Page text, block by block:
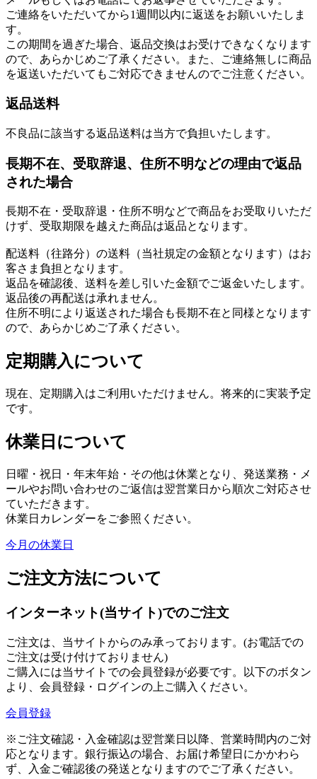
ご連絡をいただいてから1週間以内に返送をお願いいたしま
す。
この期間を過ぎた場合、返品交換はお受けできなくなります
ので、あらかじめご了承ください。また、ご連絡無しに商品
を返送いただいてもご対応できませんのでご注意ください。
返品送料
不良品に該当する返品送料は当方で負担いたします。
長期不在、受取辞退、住所不明などの理由で返品
された場合
長期不在・受取辞退・住所不明などで商品をお受取りいただ
けず、受取期限を越えた商品は返品となります。
配送料（往路分）の送料（当社規定の金額となります）はお
客さま負担となります。
返品を確認後、送料を差し引いた金額でご返金いたします。
返品後の再配送は承れません。
住所不明により返送された場合も長期不在と同様となります
ので、あらかじめご了承ください。
定期購入について
現在、定期購入はご利用いただけません。将来的に実装予定
です。
休業日について
日曜・祝日・年末年始・その他は休業となり、発送業務・メ
ールやお問い合わせのご返信は翌営業日から順次ご対応させ
ていただきます。
休業日カレンダーをご参照ください。
今月の休業日
ご注文方法について
インターネット(当サイト)でのご注文
ご注文は、当サイトからのみ承っております。(お電話での
ご注文は受け付けておりません)
ご購入には当サイトでの会員登録が必要です。以下のボタン
より、会員登録・ログインの上ご購入ください。
会員登録
※ご注文確認・入金確認は翌営業日以降、営業時間内のご対
応となります。銀行振込の場合、お届け希望日にかかわら
ず、入金ご確認後の発送となりますのでご了承ください。